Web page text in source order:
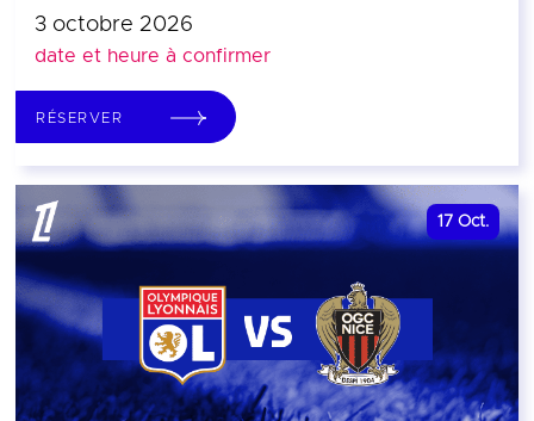
3 octobre 2026
date et heure à confirmer
RÉSERVER
17 Oct.